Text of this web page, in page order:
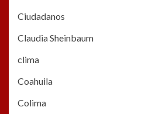
Ciudadanos
Claudia Sheinbaum
clima
Coahuila
Colima